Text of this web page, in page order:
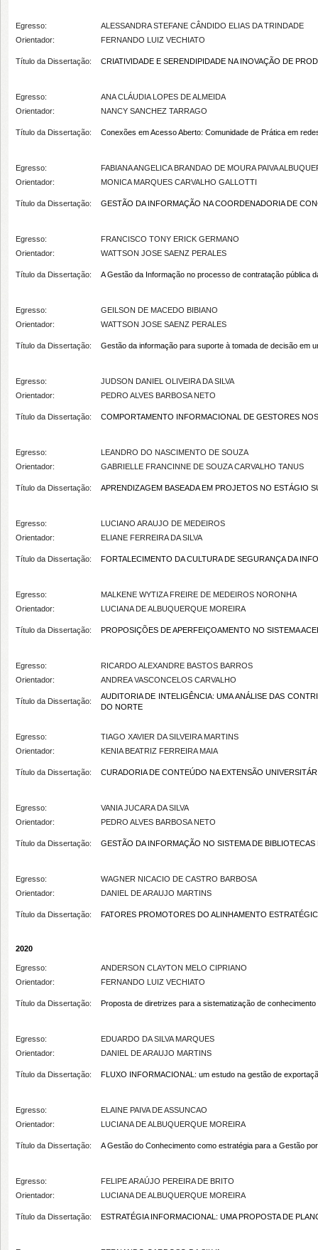
Egresso:
ALESSANDRA STEFANE CÂNDIDO ELIAS DA TRINDADE
Orientador:
FERNANDO LUIZ VECHIATO
Título da Dissertação: CRIATIVIDADE E SERENDIPIDADE NA INOVAÇÃO DE
Egresso:
ANA CLÁUDIA LOPES DE ALMEIDA
Orientador:
NANCY SANCHEZ TARRAGO
Título da Dissertação: Conexões em Acesso Aberto: Comunidade de Prática em
Egresso:
FABIANA ANGELICA BRANDAO DE MOURA PAIVA
Orientador:
MONICA MARQUES CARVALHO GALLOTTI
Título da Dissertação: GESTÃO DA INFORMAÇÃO NA COORDENADORIA DE
Egresso:
FRANCISCO TONY ERICK GERMANO
Orientador:
WATTSON JOSE SAENZ PERALES
Título da Dissertação: A Gestão da Informação no processo de contratação pública
Egresso:
GEILSON DE MACEDO BIBIANO
Orientador:
WATTSON JOSE SAENZ PERALES
Título da Dissertação: Gestão da informação para suporte à tomada de decisão em
Egresso:
JUDSON DANIEL OLIVEIRA DA SILVA
Orientador:
PEDRO ALVES BARBOSA NETO
Título da Dissertação: COMPORTAMENTO INFORMACIONAL DE GESTORES
Egresso:
LEANDRO DO NASCIMENTO DE SOUZA
Orientador:
GABRIELLE FRANCINNE DE SOUZA CARVALHO TANUS
Título da Dissertação: APRENDIZAGEM BASEADA EM PROJETOS NO ESTÁGIO
Egresso:
LUCIANO ARAUJO DE MEDEIROS
Orientador:
ELIANE FERREIRA DA SILVA
Título da Dissertação: FORTALECIMENTO DA CULTURA DE SEGURANÇA DA
Egresso:
MALKENE WYTIZA FREIRE DE MEDEIROS NORONHA
Orientador:
LUCIANA DE ALBUQUERQUE MOREIRA
Título da Dissertação: PROPOSIÇÕES DE APERFEIÇOAMENTO NO SISTEMA
Egresso:
RICARDO ALEXANDRE BASTOS BARROS
Orientador:
ANDREA VASCONCELOS CARVALHO
Título da Dissertação:
AUDITORIA DE INTELIGÊNCIA: UMA ANÁLISE DAS
DO NORTE
Egresso:
TIAGO XAVIER DA SILVEIRA MARTINS
Orientador:
KENIA BEATRIZ FERREIRA MAIA
Título da Dissertação: CURADORIA DE CONTEÚDO NA EXTENSÃO
Egresso:
VANIA JUCARA DA SILVA
Orientador:
PEDRO ALVES BARBOSA NETO
Título da Dissertação: GESTÃO DA INFORMAÇÃO NO SISTEMA DE
Egresso:
WAGNER NICACIO DE CASTRO BARBOSA
Orientador:
DANIEL DE ARAUJO MARTINS
Título da Dissertação: FATORES PROMOTORES DO ALINHAMENTO
2020
Egresso:
ANDERSON CLAYTON MELO CIPRIANO
Orientador:
FERNANDO LUIZ VECHIATO
Título da Dissertação: Proposta de diretrizes para a sistematização de
Egresso:
EDUARDO DA SILVA MARQUES
Orientador:
DANIEL DE ARAUJO MARTINS
Título da Dissertação: FLUXO INFORMACIONAL: um estudo na gestão de
Egresso:
ELAINE PAIVA DE ASSUNCAO
Orientador:
LUCIANA DE ALBUQUERQUE MOREIRA
Título da Dissertação: A Gestão do Conhecimento como estratégia para a Gestão
Egresso:
FELIPE ARAÚJO PEREIRA DE BRITO
Orientador:
LUCIANA DE ALBUQUERQUE MOREIRA
Título da Dissertação: ESTRATÉGIA INFORMACIONAL: UMA PROPOSTA DE